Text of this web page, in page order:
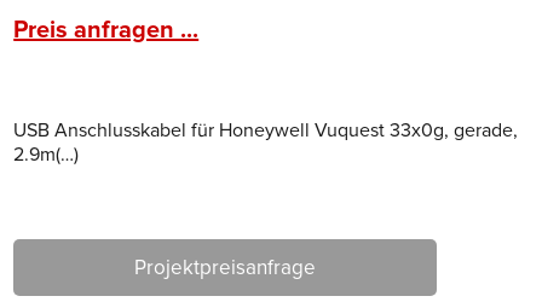
Preis anfragen ...
USB Anschlusskabel für Honeywell Vuquest 33x0g, gerade,
2.9m(…)
Projektpreisanfrage